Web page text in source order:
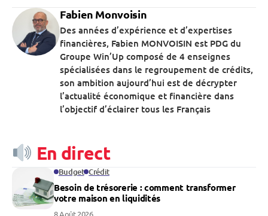
Fabien Monvoisin
Des années d’expérience et d’expertises
financières, Fabien MONVOISIN est PDG du
Groupe Win’Up composé de 4 enseignes
spécialisées dans le regroupement de crédits,
son ambition aujourd’hui est de décrypter
l’actualité économique et financière dans
l’objectif d’éclairer tous les Français
En direct
Budget Crédit
Besoin de trésorerie : comment transformer
votre maison en liquidités
8 Août 2026